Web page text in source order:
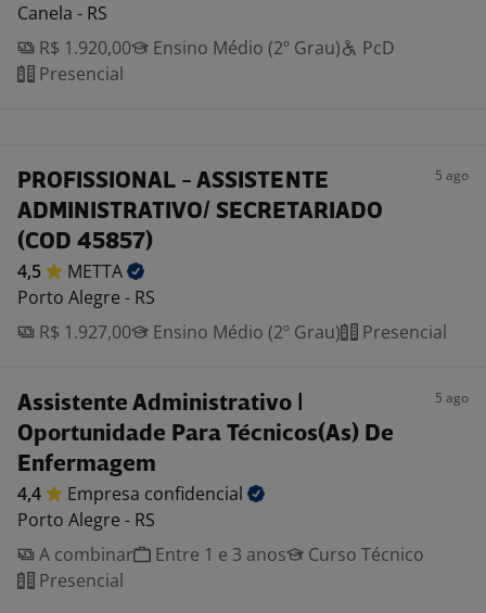
Canela - RS
R$ 1.920,00
Ensino Médio (2º Grau)
PcD
Presencial
PROFISSIONAL - ASSISTENTE
ADMINISTRATIVO/ SECRETARIADO
(COD 45857)
5 ago
4,5
METTA
Porto Alegre - RS
R$ 1.927,00
Ensino Médio (2º Grau) Presencial
Assistente Administrativo |
Oportunidade Para Técnicos(As) De
Enfermagem
5 ago
4,4 Empresa confidencial
Porto Alegre - RS
A combinar
Entre 1 e 3 anos
Curso Técnico
Presencial